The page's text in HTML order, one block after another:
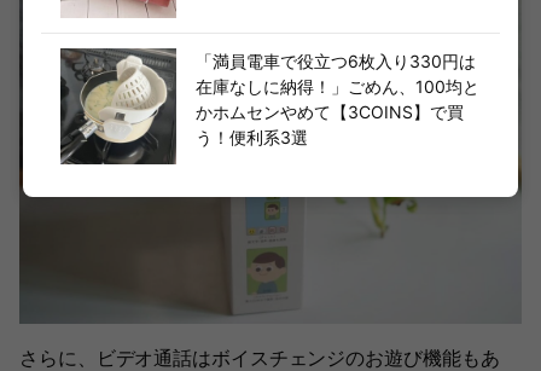
さらに、ビデオ通話はボイスチェンジのお遊び機能もあ
「満員電車で役立つ6枚入り330円は
在庫なしに納得！」ごめん、100均と
かホムセンやめて【3COINS】で買
う！便利系3選